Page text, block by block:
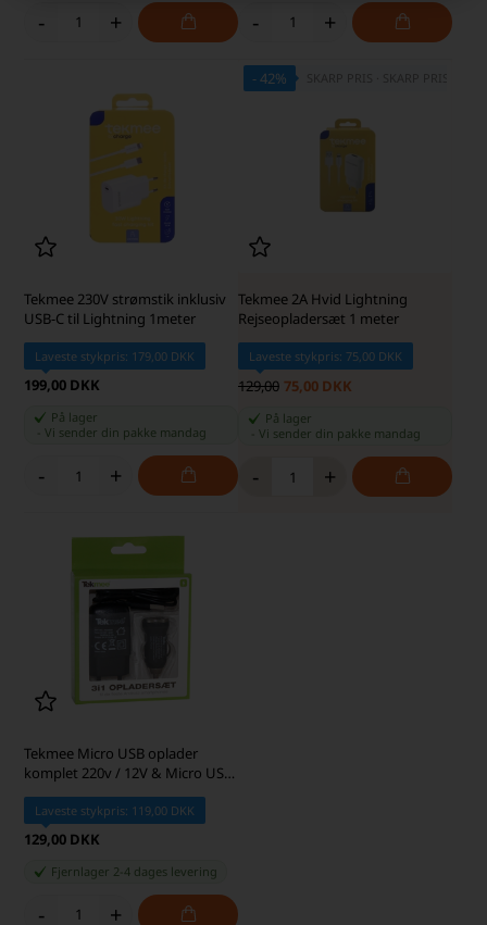
- + - +
Tekmee 230V strømstik inklusiv
USB-C til Lightning 1meter
Laveste stykpris: 179,00 DKK
199,00 DKK
På lager
-Vi sender din pakke mandag
- +
- 42%
Tekmee 2A Hvid Lightning
Rejseopladersæt 1 meter
Laveste stykpris: 75,00 DKK
129,00 75,00 DKK
På lager
Vi sender din pakke mandag
- +
Tekmee Micro USB oplader
komplet 220v / 12V & Micro USB
kabel
Laveste stykpris: 119,00 DKK
129,00 DKK
Fjernlager 2-4 dages levering
- +